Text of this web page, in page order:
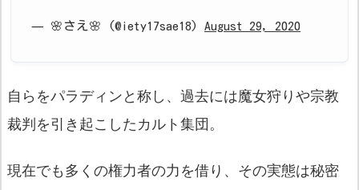
— 🌸さえ🌸 (@iety17sae18) August 29, 2020
自らをパラディンと称し、過去には魔女狩りや宗教
裁判を引き起こしたカルト集団。
現在でも多くの権力者の力を借り、その実態は秘密